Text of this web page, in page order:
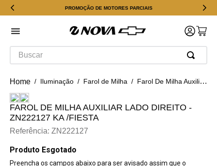
PROMOÇÃO DE MOTORES PARCIAIS
Buscar
Iluminação Farol de Milha Farol De Milha Auxiliar Lado Direito - Zn222127 Ka /fiesta
FAROL DE MILHA AUXILIAR LADO DIREITO -
ZN222127 KA /FIESTA
Referência: ZN222127